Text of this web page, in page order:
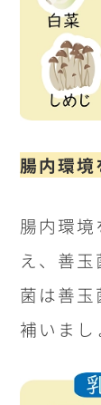
腸内環
腸内環
え、善
菌は善
補いまし